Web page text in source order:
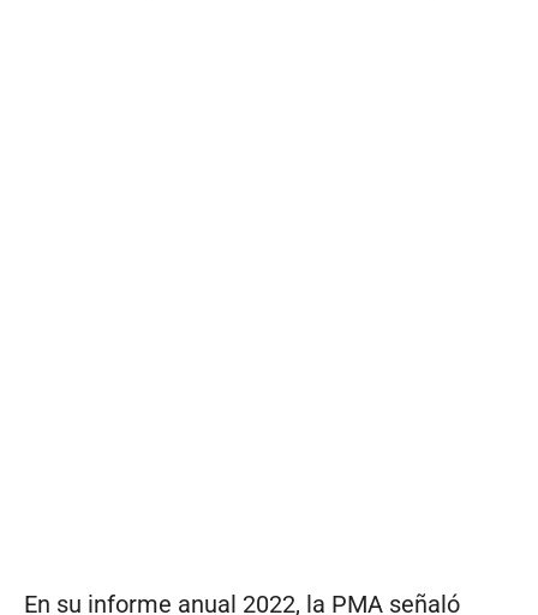
En su informe anual 2022, la PMA señaló